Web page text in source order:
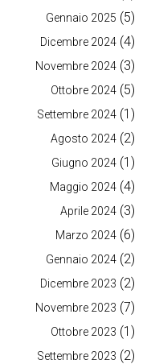
Gennaio 2025 (5)
Dicembre 2024 (4)
Novembre 2024 (3)
Ottobre 2024 (5)
Settembre 2024 (1)
Agosto 2024 (2)
Giugno 2024 (1)
Maggio 2024 (4)
Aprile 2024 (3)
Marzo 2024 (6)
Gennaio 2024 (2)
Dicembre 2023 (2)
Novembre 2023 (7)
Ottobre 2023 (1)
Settembre 2023 (2)